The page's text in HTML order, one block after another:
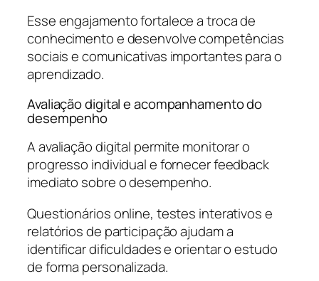
Esse engajamento fortalece a troca de
conhecimento e desenvolve competências
sociais e comunicativas importantes para o
aprendizado.
Avaliação digital e acompanhamento do
desempenho
A avaliação digital permite monitorar o
progresso individual e fornecer feedback
imediato sobre o desempenho.
Questionários online, testes interativos e
relatórios de participação ajudam a
identificar dificuldades e orientar o estudo
de forma personalizada.